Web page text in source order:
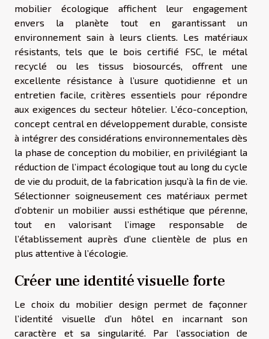
mobilier écologique affichent leur engagement
envers la planète tout en garantissant un
environnement sain à leurs clients. Les matériaux
résistants, tels que le bois certifié FSC, le métal
recyclé ou les tissus biosourcés, offrent une
excellente résistance à l’usure quotidienne et un
entretien facile, critères essentiels pour répondre
aux exigences du secteur hôtelier. L’éco-conception,
concept central en développement durable, consiste
à intégrer des considérations environnementales dès
la phase de conception du mobilier, en privilégiant la
réduction de l’impact écologique tout au long du cycle
de vie du produit, de la fabrication jusqu’à la fin de vie.
Sélectionner soigneusement ces matériaux permet
d’obtenir un mobilier aussi esthétique que pérenne,
tout en valorisant l’image responsable de
l’établissement auprès d’une clientèle de plus en
plus attentive à l’écologie.
Créer une identité visuelle forte
Le choix du mobilier design permet de façonner
l’identité visuelle d’un hôtel en incarnant son
caractère et sa singularité. Par l’association de